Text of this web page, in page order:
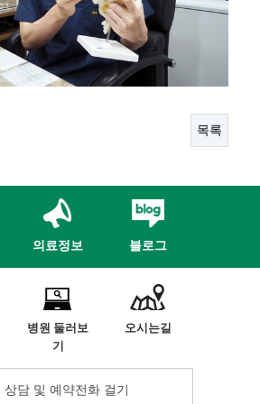
목록
의료정보 블로그
병원 둘러보
기
오시는길
상담 및 예약전화 걸기